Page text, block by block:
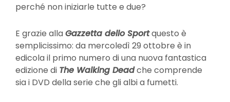
perché non iniziarle tutte e due?
E grazie allaGazzetta dello Sportquesto è
semplicissimo: da mercoledì 29 ottobre è in
edicola il primo numero di una nuova fantastica
edizione di The Walking Deadche comprende
sia i DVD della serie che gli albi a fumetti.